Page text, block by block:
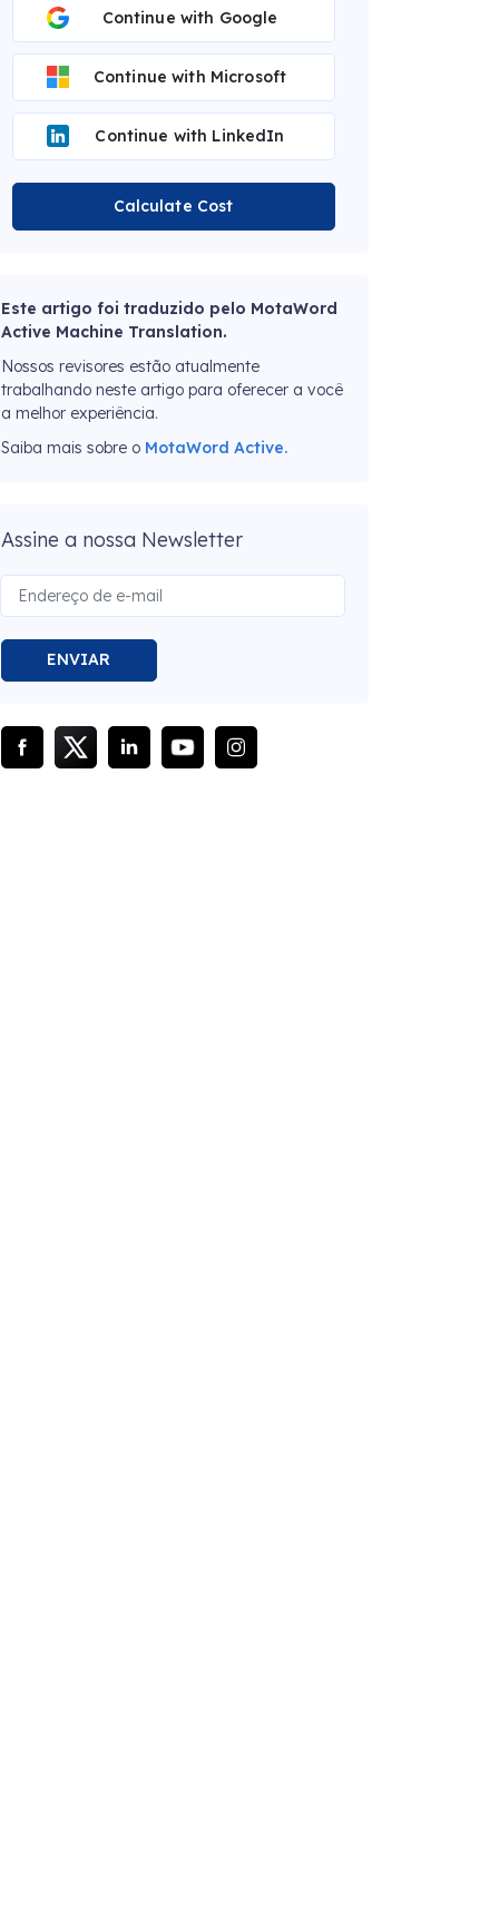
Continue with Google
Continue with Microsoft
Continue with LinkedIn
Calculate Cost
Este artigo foi traduzido pelo MotaWord
Active Machine Translation.
Nossos revisores estão atualmente
trabalhando neste artigo para oferecer a você
a melhor experiência.
Saiba mais sobre o MotaWord Active.
Assine a nossa Newsletter
ENVIAR